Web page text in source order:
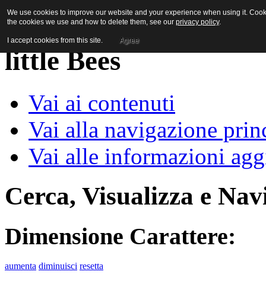
Vai ai contenuti
Vai alla navigazione
Vai alle informazioni
Cerca, Visualizza e
Dimensione Carattere:
aumenta diminuisci resetta
We use cookies to improve our website and your experience when using it.
the cookies we use and how to delete them, see our privacy policy.
I accept cookies from this site. Agree